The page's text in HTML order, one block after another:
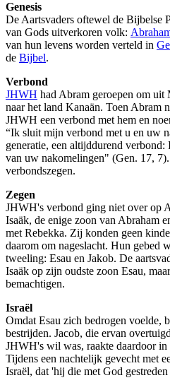
Genesis
De Aartsvaders oftewel de Bijbelse
van Gods uitverkoren volk:
van hun levens worden verteld in
de Bijbel.
Verbond
JHWH had Abram geroepen om uit
naar het land Kanaän. Toen Abram
JHWH een verbond met hem en
“Ik sluit mijn verbond met u en uw
generatie, een altijddurend
van uw nakomelingen" (Gen. 17,
verbondszegen.
Zegen
JHWH's verbond ging niet over op
Isaäk, de enige zoon van Abraham
met Rebekka. Zij konden geen
daarom om nageslacht. Hun gebed
tweeling: Esau en Jakob. De
Isaäk op zijn oudste zoon Esau,
bemachtigen.
Israël
Omdat Esau zich bedrogen voelde,
bestrijden. Jacob, die ervan
JHWH's wil was, raakte daardoor in
Tijdens een nachtelijk gevecht met
Israël, dat 'hij die met God